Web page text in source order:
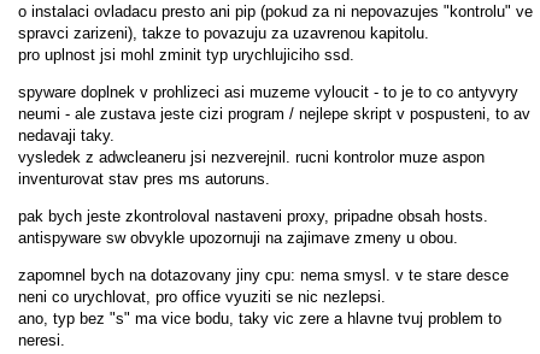
o instalaci ovladacu presto ani pip (pokud za ni nepovazujes "kontrolu" ve
spravci zarizeni), takze to povazuju za uzavrenou kapitolu.
pro uplnost jsi mohl zminit typ urychlujiciho ssd.
spyware doplnek v prohlizeci asi muzeme vyloucit - to je to co antyvyry
neumi - ale zustava jeste cizi program / nejlepe skript v pospusteni, to av
nedavaji taky.
vysledek z adwcleaneru jsi nezverejnil. rucni kontrolor muze aspon
inventurovat stav pres ms autoruns.
pak bych jeste zkontroloval nastaveni proxy, pripadne obsah hosts.
antispyware sw obvykle upozornuji na zajimave zmeny u obou.
zapomnel bych na dotazovany jiny cpu: nema smysl. v te stare desce
neni co urychlovat, pro office vyuziti se nic nezlepsi.
ano, typ bez "s" ma vice bodu, taky vic zere a hlavne tvuj problem to
neresi.